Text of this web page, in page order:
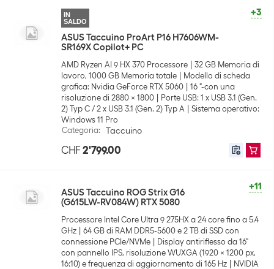
+3
IN
SALDO
ASUS Taccuino ProArt P16 H7606WM-
SR169X Copilot+ PC
AMD Ryzen AI 9 HX 370 Processore
32 GB Memoria di
lavoro, 1000 GB Memoria totale
Modello di scheda
grafica: Nvidia GeForce RTX 5060
16 "-con una
risoluzione di 2880 x 1800
Porte USB: 1 x USB 3.1 (Gen.
2) Typ C / 2 x USB 3.1 (Gen. 2) Typ A
Sistema operativo:
Windows 11 Pro
Categoria: Taccuino
CHF 2'799.00
+11
ASUS Taccuino ROG Strix G16
(G615LW-RV084W) RTX 5080
Processore Intel Core Ultra 9 275HX a 24 core fino a 5.4
GHz
64 GB di RAM DDR5-5600 e 2 TB di SSD con
connessione PCIe/NVMe
Display antiriflesso da 16"
con pannello IPS, risoluzione WUXGA (1920 x 1200 px,
16:10) e frequenza di aggiornamento di 165 Hz
NVIDIA